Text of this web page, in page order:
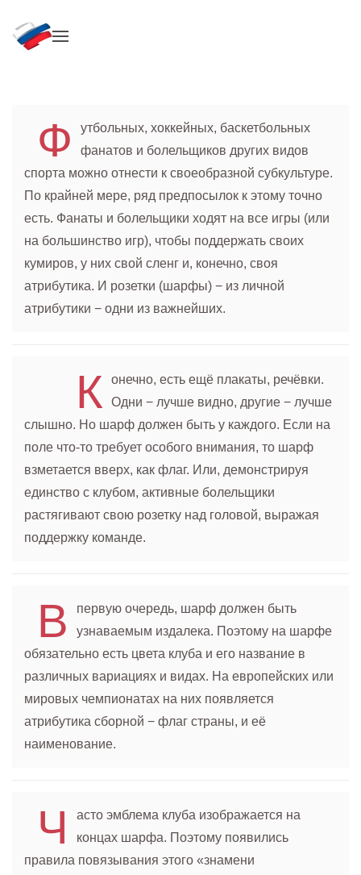
Skip to main content
Ф
утбольных, хоккейных, баскетбольных
фанатов и болельщиков других видов
спорта можно отнести к своеобразной субкультуре.
По крайней мере, ряд предпосылок к этому точно
есть. Фанаты и болельщики ходят на все игры (или
на большинство игр), чтобы поддержать своих
кумиров, у них свой сленг и, конечно, своя
атрибутика. И розетки (шарфы) − из личной
атрибутики − одни из важнейших.
К
онечно, есть ещё плакаты, речёвки.
Одни − лучше видно, другие − лучше
слышно. Но шарф должен быть у каждого. Если на
поле что-то требует особого внимания, то шарф
взметается вверх, как флаг. Или, демонстрируя
единство с клубом, активные болельщики
растягивают свою розетку над головой, выражая
поддержку команде.
В
первую очередь, шарф должен быть
узнаваемым издалека. Поэтому на шарфе
обязательно есть цвета клуба и его название в
различных вариациях и видах. На европейских или
мировых чемпионатах на них появляется
атрибутика сборной − флаг страны, и её
наименование.
Ч
асто эмблема клуба изображается на
концах шарфа. Поэтому появились
правила повязывания этого «знамени